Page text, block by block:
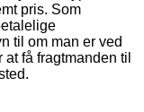
pris. Som
til om man er ved
få fragtmanden til